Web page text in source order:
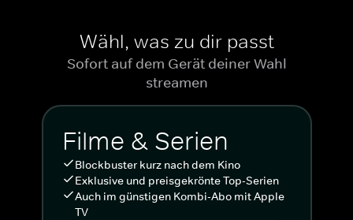
Wähl, was zu dir passt
Sofort auf dem Gerät deiner Wahl
streamen
Filme & Serien
Blockbuster kurz nach dem Kino
Exklusive und preisgekrönte Top-Serien
Auch im günstigen Kombi-Abo mit Apple
TV